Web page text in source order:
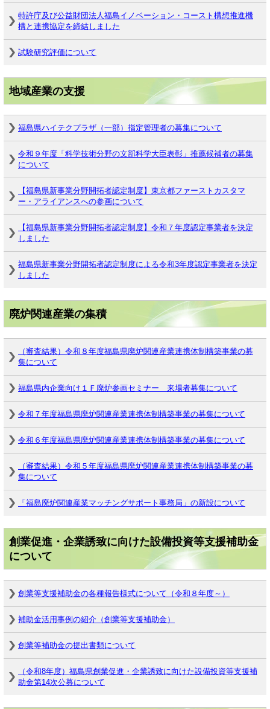
特許庁及び公益財団法人福島イノベーション・コースト構想推進機
構と連携協定を締結しました
試験研究評価について
地域産業の支援
福島県ハイテクプラザ（一部）指定管理者の募集について
令和９年度「科学技術分野の文部科学大臣表彰」推薦候補者の募集
について
【福島県新事業分野開拓者認定制度】東京都ファーストカスタマ
ー・アライアンスへの参画について
【福島県新事業分野開拓者認定制度】令和７年度認定事業者を決定
しました
福島県新事業分野開拓者認定制度による令和3年度認定事業者を決定
しました
廃炉関連産業の集積
（審査結果）令和８年度福島県廃炉関連産業連携体制構築事業の募
集について
福島県内企業向け１Ｆ廃炉参画セミナー 来場者募集について
令和７年度福島県廃炉関連産業連携体制構築事業の募集について
令和６年度福島県廃炉関連産業連携体制構築事業の募集について
（審査結果）令和５年度福島県廃炉関連産業連携体制構築事業の募
集について
「福島廃炉関連産業マッチングサポート事務局」の新設について
創業促進・企業誘致に向けた設備投資等支援補助金
について
創業等支援補助金の各種報告様式について（令和８年度～）
補助金活用事例の紹介（創業等支援補助金）
創業等補助金の提出書類について
（令和8年度）福島県創業促進・企業誘致に向けた設備投資等支援補
助金第14次公募について